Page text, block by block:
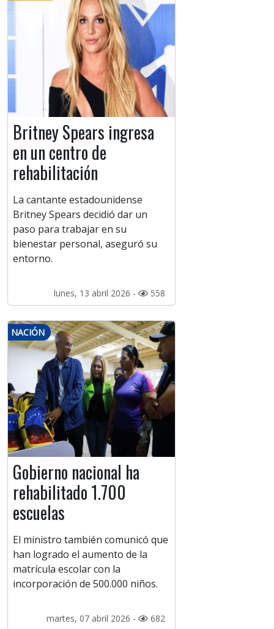
Britney Spears ingresa
en un centro de
rehabilitación
La cantante estadounidense
Britney Spears decidió dar un
paso para trabajar en su
bienestar personal, aseguró su
entorno.
lunes, 13 abril 2026 - 558
NACIÓN
Gobierno nacional ha
rehabilitado 1.700
escuelas
El ministro también comunicó que
han logrado el aumento de la
matrícula escolar con la
incorporación de 500.000 niños.
martes, 07 abril 2026 - 682